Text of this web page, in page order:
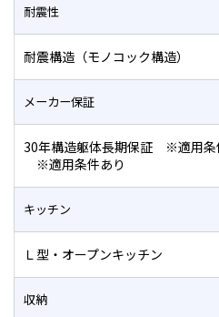
耐震性
耐震構造（モノコック構造）
メーカー保証
30年構造躯体長期保証 ※適用条
※適用条件あり
キッチン
Ｌ型・オープンキッチン
収納